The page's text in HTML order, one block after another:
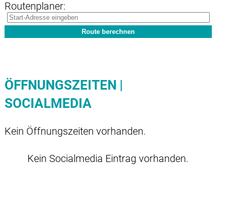
Routenplaner:
ÖFFNUNGSZEITEN |
SOCIALMEDIA
Kein Öffnungszeiten vorhanden.
Kein Socialmedia Eintrag vorhanden.